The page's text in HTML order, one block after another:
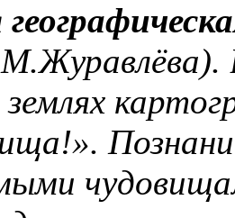
землях